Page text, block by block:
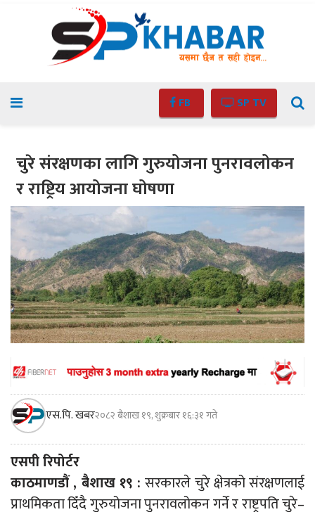
FB SP TV
चुरे संरक्षणका लागि गुरुयोजना पुनरावलोकन
र राष्ट्रिय आयोजना घोषणा
एस.पि. खबर२०८२ बैशाख १९, शुक्रबार १६:३१ गते
एसपी रिपोर्टर
काठमाणडौं , बैशाख १९ :सरकारले चुरे क्षेत्रको संरक्षणलाई
प्राथमिकता दिँदै गुरुयोजना पुनरावलोकन गर्ने र राष्ट्रपति चुरे–